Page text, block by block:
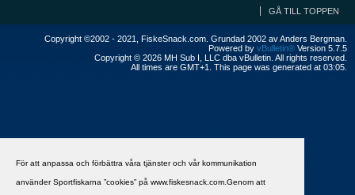
För att anpassa och förbättra våra tjänster och vår kommunikation
använder Sportfiskarna ”cookies” på www.fiskesnack.com.Genom att
GÅ TILL TOPPEN
Copyright ©2002 - 2021, FiskeSnack.com. Grundad 2002 av Anders Bergman.
Powered by vBulletin® Version 5.7.5
Copyright © 2026 MH Sub I, LLC dba vBulletin. All rights reserved.
All times are GMT+1. This page was generated at 03:05.